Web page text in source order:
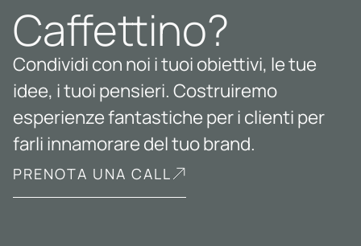
Caffettino?
Condividi con noi i tuoi obiettivi, le tue
idee, i tuoi pensieri. Costruiremo
esperienze fantastiche per i clienti per
farli innamorare del tuo brand.
PRENOTA UNA CALL